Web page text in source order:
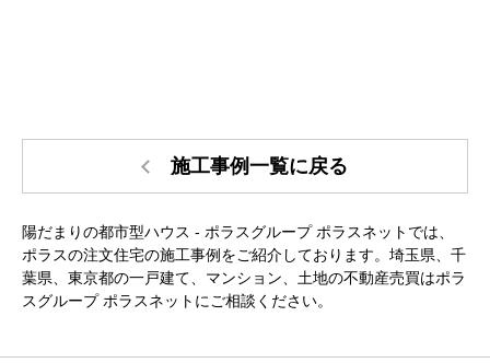
施工事例一覧に戻る
陽だまりの都市型ハウス - ポラスグループ ポラスネットでは、
ポラスの注文住宅の施工事例をご紹介しております。埼玉県、千
葉県、東京都の一戸建て、マンション、土地の不動産売買はポラ
スグループ ポラスネットにご相談ください。